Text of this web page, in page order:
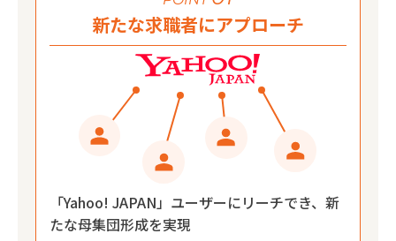
新たな求職者にアプローチ
「Yahoo! JAPAN」ユーザーにリーチでき、新
たな母集団形成を実現